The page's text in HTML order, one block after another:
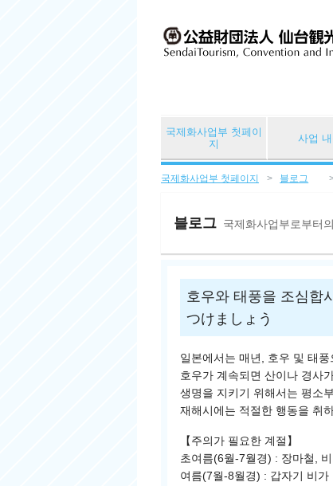
국제화사업부 첫페이
지
사업
국제화사업부 첫페이지 블로그
블로그 국제화사업부로부터
호우와 태풍을 조심합
つけましょう
일본에서는 매년, 호우 및 태
호우가 계속되면 산이나 경사
생명을 지키기 위해서는 평소
재해시에는 적절한 행동을 취
【주의가 필요한 계절】
초여름(6월-7월경) : 장마철,
여름(7월-8월경) : 갑자기 비가